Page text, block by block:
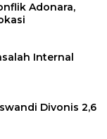
Adonara,
Internal
Divonis 2,6